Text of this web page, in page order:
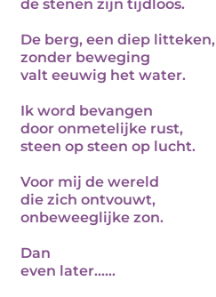
de stenen zijn tijdloos.
De berg, een diep litteken,
zonder beweging
valt eeuwig het water.
Ik word bevangen
door onmetelijke rust,
steen op steen op lucht.
Voor mij de wereld
die zich ontvouwt,
onbeweeglijke zon.
Dan
even later......